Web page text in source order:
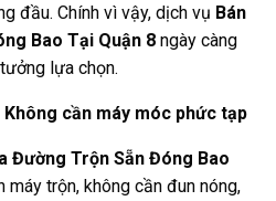
đầu. Chính vì vậy, dịch vụ Bán
Bao Tại Quận 8 ngày càng
lựa chọn.
cần máy móc phức tạp
Đường Trộn Sẵn Đóng Bao
máy trộn, không cần đun nóng,